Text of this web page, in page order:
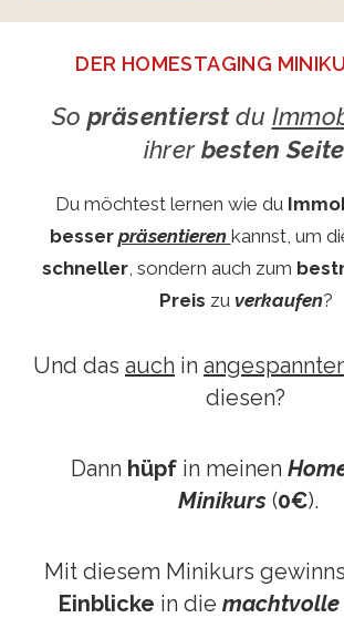
DER HOMESTAGING
Sopräsentierstdu
ihrerbesten Seite
Du möchtest lernen wie du
besser präsentieren kannst, um
schneller, sondern auch zum
Preis zu verkaufen?
Und das auch in
diesen?
Dann hüpf in meinen
Minikurs(0€).
Mit diesem Minikurs
Einblicke in die machtvolle